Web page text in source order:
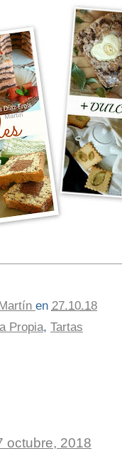
en 27.10.18
Propia, Tartas
octubre, 2018